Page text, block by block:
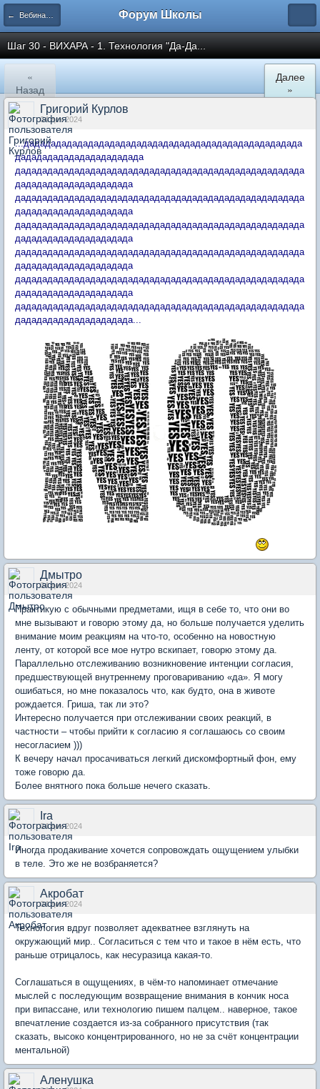
← Вебинары Школы Форум Школы
Шаг 30 - ВИХАРА - 1. Технология "Да-Да...
«
Назад
Далее
»
Григорий Курлов
04 дек 2024
...дададададададададададададададададададададададададада
дададададададададададада
дадададададададададададададададададададададададададада
дадададададададададада
дадададададададададададададададададададададададададада
дадададададададададада
дадададададададададададададададададададададададададада
дадададададададададада
дадададададададададададададададададададададададададада
дадададададададададада
дадададададададададададададададададададададададададада
дадададададададададада
дадададададададададададададададададададададададададада
дадададададададададада...
Дмытро
04 дек 2024
Практикую с обычными предметами, ищя в себе то, что они во
мне вызывают и говорю этому да, но больше получается уделить
внимание моим реакциям на что-то, особенно на новостную
ленту, от которой все мое нутро вскипает, говорю этому да.
Параллельно отслеживанию возникновение интенции согласия,
предшествующей внутреннему проговариванию «да». Я могу
ошибаться, но мне показалось что, как будто, она в животе
рождается. Гриша, так ли это?
Интересно получается при отслеживании своих реакций, в
частности – чтобы прийти к согласию я соглашаюсь со своим
несогласием )))
К вечеру начал просачиваться легкий дискомфортный фон, ему
тоже говорю да.
Более внятного пока больше нечего сказать.
Ira
04 дек 2024
Иногда продакивание хочется сопровождать ощущением улыбки
в теле. Это же не возбраняется?
Акробат
04 дек 2024
Технология вдруг позволяет адекватнее взглянуть на
окружающий мир.. Согласиться с тем что и такое в нём есть, что
раньше отрицалось, как несуразица какая-то.
Соглашаться в ощущениях, в чём-то напоминает отмечание
мыслей с последующим возвращение внимания в кончик носа
при випассане, или технологию пишем палцем.. наверное, такое
впечатление создается из-за собранного присутствия (так
сказать, высоко концентрированного, но не за счёт концентрации
ментальной)
Аленушка